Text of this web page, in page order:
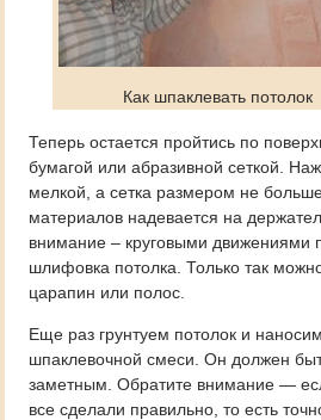
Как шпаклевать потолок
Теперь остается пройтись по
бумагой или абразивной сеткой.
мелкой, а сетка размером не
материалов надевается на
внимание – круговыми движениями
шлифовка потолка. Только так
царапин или полос.
Еще раз грунтуем потолок и
шпаклевочной смеси. Он должен
заметным. Обратите внимание —
все сделали правильно, то есть